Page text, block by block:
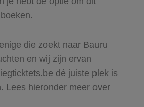
die zoekt naar Bauru
en wij zijn ervan
dé juiste plek is
Lees hieronder meer over